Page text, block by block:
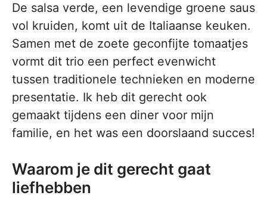
De salsa verde, een levendige groene saus
vol kruiden, komt uit de Italiaanse keuken.
Samen met de zoete geconfijte tomaatjes
vormt dit trio een perfect evenwicht
tussen traditionele technieken en moderne
presentatie. Ik heb dit gerecht ook
gemaakt tijdens een diner voor mijn
familie, en het was een doorslaand succes!
Waarom je dit gerecht gaat
liefhebben